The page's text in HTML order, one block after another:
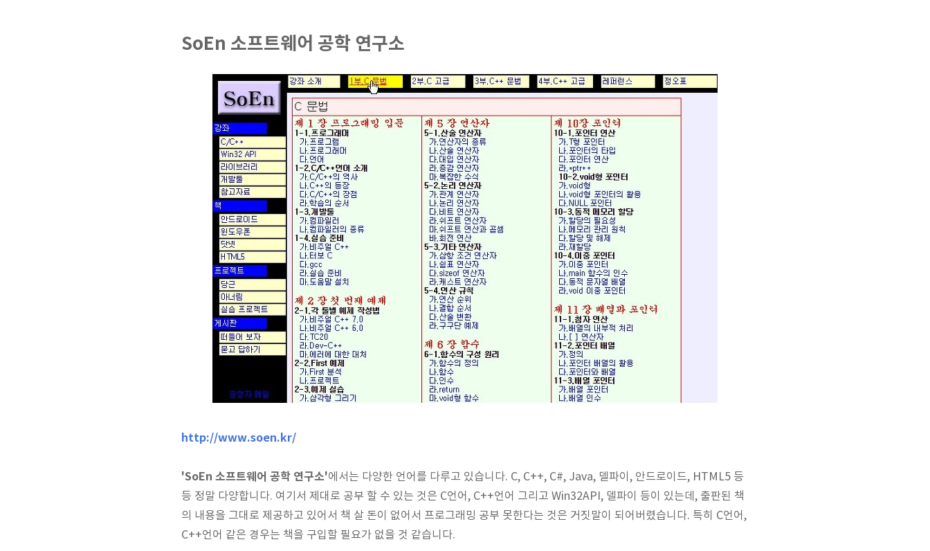
SoEn 소프트웨어 공학 연구소
http://www.soen.kr/
'SoEn 소프트웨어 공학 연구소'에서는 다양한 언어를 다루고 있습니다. C, C++, C#, Java, 델파이, 안드로이드, HTML5 등
등 정말 다양합니다. 여기서 제대로 공부 할 수 있는 것은 C언어, C++언어 그리고 Win32API, 델파이 등이 있는데, 출판된 책
의 내용을 그대로 제공하고 있어서 책 살 돈이 없어서 프로그래밍 공부 못한다는 것은 거짓말이 되어버렸습니다. 특히 C언어,
C++언어 같은 경우는 책을 구입할 필요가 없을 것 같습니다.